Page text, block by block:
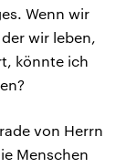
Wenn wir
wir leben,
könnte ich
von Herrn
Menschen